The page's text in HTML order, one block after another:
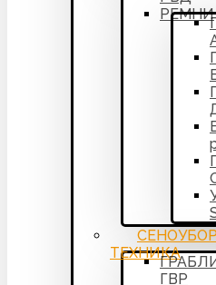
РЕМНИ
ТЕХНИКА
ГВР